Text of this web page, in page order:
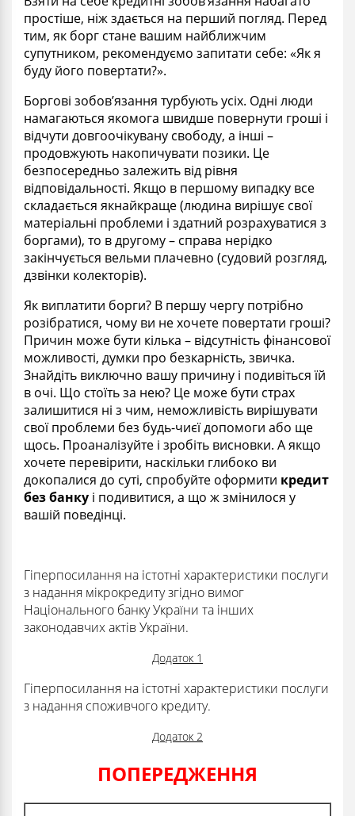
простіше, ніж здається на перший погляд. Перед
тим, як борг стане вашим найближчим
супутником, рекомендуємо запитати себе: «Як я
буду його повертати?».
Боргові зобов’язання турбують усіх. Одні люди
намагаються якомога швидше повернути гроші і
відчути довгоочікувану свободу, а інші –
продовжують накопичувати позики. Це
безпосередньо залежить від рівня
відповідальності. Якщо в першому випадку все
складається якнайкраще (людина вирішує свої
матеріальні проблеми і здатний розрахуватися з
боргами), то в другому – справа нерідко
закінчується вельми плачевно (судовий розгляд,
дзвінки колекторів).
Як виплатити борги? В першу чергу потрібно
розібратися, чому ви не хочете повертати гроші?
Причин може бути кілька – відсутність фінансової
можливості, думки про безкарність, звичка.
Знайдіть виключно вашу причину і подивіться їй
в очі. Що стоїть за нею? Це може бути страх
залишитися ні з чим, неможливість вирішувати
свої проблеми без будь-чиєї допомоги або ще
щось. Проаналізуйте і зробіть висновки. А якщо
хочете перевірити, наскільки глибоко ви
докопалися до суті, спробуйте оформити кредит
без банку і подивитися, а що ж змінилося у
вашій поведінці.
Гіперпосилання на істотні характеристики послуги
з надання мікрокредиту згідно вимог
Національного банку України та інших
законодавчих актів України.
Додаток 1
Гіперпосилання на істотні характеристики послуги
з надання споживчого кредиту.
Додаток 2
ПОПЕРЕДЖЕННЯ